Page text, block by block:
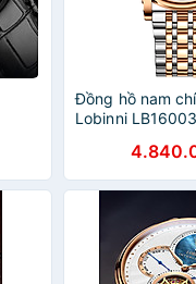
Đồng hồ nam
Lobinni